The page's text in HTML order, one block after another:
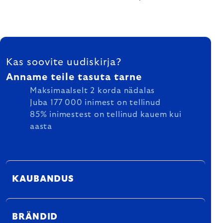
FOOTER
Kas soovite uudiskirja?
Anname teile tasuta tarne
Maksimaalselt 2 korda nädalas
Juba 177 000 inimest on tellinud
85% inimestest on tellinud kauem kui
aasta
KAUBANDUS
BRÄNDID